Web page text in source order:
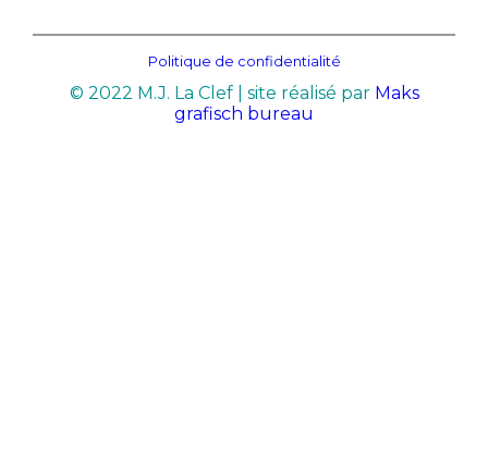
Politique de confidentialité
© 2022 M.J. La Clef | site réalisé par Maks
grafisch bureau